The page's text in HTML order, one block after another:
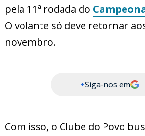
pela 11ª rodada do
O volante só deve retornar
novembro.
+Siga-nos em
Com isso, o Clube do Povo